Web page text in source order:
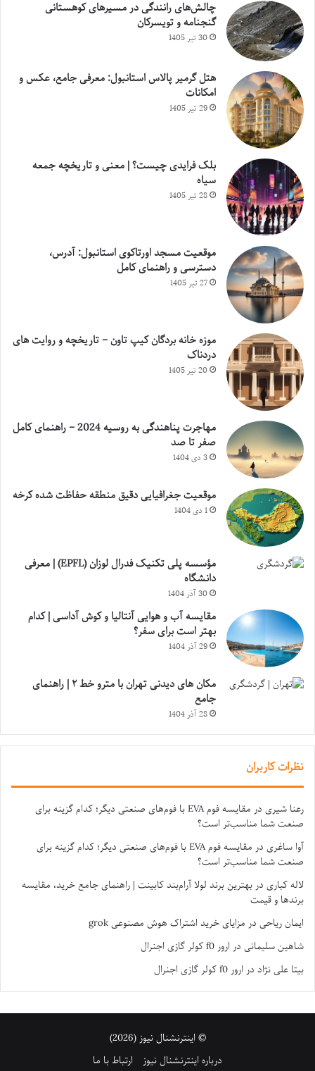
چالش‌های رانندگی در مسیرهای کوهستانی
گنجنامه و تویسرکان
30 تیر 1405
هتل گرمیر پالاس استانبول: معرفی جامع، عکس و
امکانات
29 تیر 1405
بلک فرایدی چیست؟ | معنی و تاریخچه جمعه
سیاه
28 تیر 1405
موقعیت مسجد اورتاکوی استانبول: آدرس،
دسترسی و راهنمای کامل
27 تیر 1405
موزه خانه بردگان کیپ تاون – تاریخچه و روایت های
دردناک
20 تیر 1405
مهاجرت پناهندگی به روسیه 2024 – راهنمای کامل
صفر تا صد
3 دی 1404
موقعیت جغرافیایی دقیق منطقه حفاظت شده کرخه
1 دی 1404
مؤسسه پلی تکنیک فدرال لوزان (EPFL) | معرفی
دانشگاه
30 آذر 1404
مقایسه آب و هوایی آنتالیا و کوش آداسی | کدام
بهتر است برای سفر؟
29 آذر 1404
مکان های دیدنی تهران با مترو خط ۲ | راهنمای
جامع
28 آذر 1404
نظرات کاربران
رعنا شیری در
مقایسه فوم EVA با فوم‌های صنعتی دیگر؛ کدام گزینه برای
صنعت شما مناسب‌تر است؟
آوا ساغری در
مقایسه فوم EVA با فوم‌های صنعتی دیگر؛ کدام گزینه برای
صنعت شما مناسب‌تر است؟
لاله کباری دربهترین برند لولا آرام‌بند کابینت | راهنمای جامع خرید، مقایسه
برندها و قیمت
ایمان ریاحی در مزایای خرید اشتراک هوش مصنوعی grok
شاهین سلیمانی در ارور f0 کولر گازی اجنرال
بیتا علی نژاد در ارور f0 کولر گازی اجنرال
© اینترنشنال نیوز (2026)
درباره اینترنشنال نیوز
ارتباط با ما